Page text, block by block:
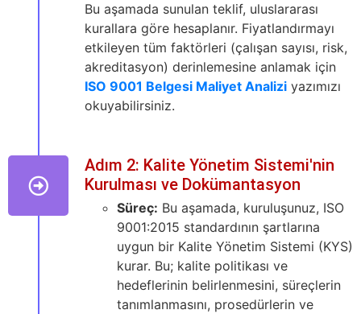
Bu aşamada sunulan teklif, uluslararası
kurallara göre hesaplanır. Fiyatlandırmayı
etkileyen tüm faktörleri (çalışan sayısı, risk,
akreditasyon) derinlemesine anlamak için
ISO 9001 Belgesi Maliyet Analizi yazımızı
okuyabilirsiniz.
Adım 2: Kalite Yönetim Sistemi'nin
Kurulması ve Dokümantasyon
Süreç: Bu aşamada, kuruluşunuz, ISO
9001:2015 standardının şartlarına
uygun bir Kalite Yönetim Sistemi (KYS)
kurar. Bu; kalite politikası ve
hedeflerinin belirlenmesini, süreçlerin
tanımlanmasını, prosedürlerin ve